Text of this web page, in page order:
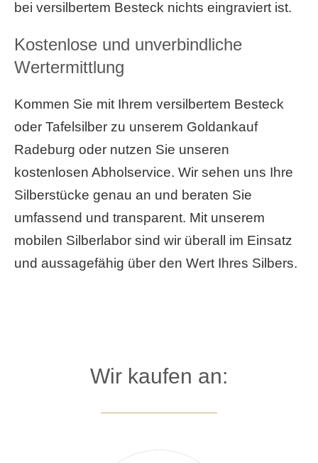
bei versilbertem Besteck nichts eingraviert ist.
Kostenlose und unverbindliche
Wertermittlung
Kommen Sie mit Ihrem versilbertem Besteck
oder Tafelsilber zu unserem Goldankauf
Radeburg oder nutzen Sie unseren
kostenlosen Abholservice. Wir sehen uns Ihre
Silberstücke genau an und beraten Sie
umfassend und transparent. Mit unserem
mobilen Silberlabor sind wir überall im Einsatz
und aussagefähig über den Wert Ihres Silbers.
Wir kaufen an: